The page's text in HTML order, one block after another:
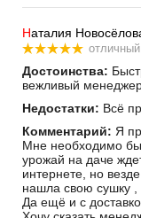
Наталия
Достоинства:
вежливый
Недостатки: Всё
Комментарий: Я
Мне необходимо
урожай на даче
интернете, но
нашла свою сушку ,
Да ещё и с